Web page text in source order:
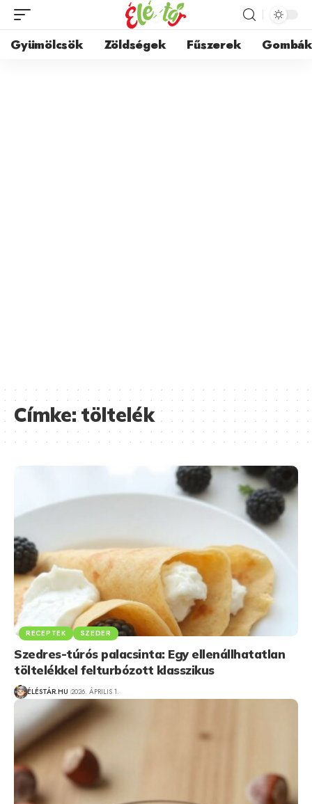
Gyümölcsök Zöldségek Fűszerek Gombák
Címke:töltelék
RECEPTEK SZEDER
Szedres-túrós palacsinta: Egy ellenállhatatlan
töltelékkel felturbózott klasszikus
ÉLÉSTÁR.HU 2026. ÁPRILIS 1.